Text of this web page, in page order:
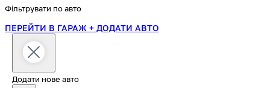
Фільтрувати по авто
ПЕРЕЙТИ В ГАРАЖ + ДОДАТИ АВТО
Додати нове авто